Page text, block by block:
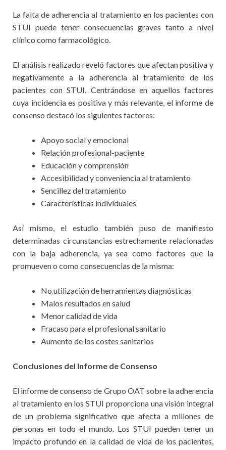
La falta de adherencia al tratamiento en los pacientes con
STUI puede tener consecuencias graves tanto a nivel
clínico como farmacológico.
El análisis realizado reveló factores que afectan positiva y
negativamente a la adherencia al tratamiento de los
pacientes con STUI. Centrándose en aquellos factores
cuya incidencia es positiva y más relevante, el informe de
consenso destacó los siguientes factores:
Apoyo social y emocional
Relación profesional-paciente
Educación y comprensión
Accesibilidad y conveniencia al tratamiento
Sencillez del tratamiento
Características individuales
Así mismo, el estudio también puso de manifiesto
determinadas circunstancias estrechamente relacionadas
con la baja adherencia, ya sea como factores que la
promueven o como consecuencias de la misma:
No utilización de herramientas diagnósticas
Malos resultados en salud
Menor calidad de vida
Fracaso para el profesional sanitario
Aumento de los costes sanitarios
Conclusiones del Informe de Consenso
El informe de consenso de Grupo OAT sobre la adherencia
al tratamiento en los STUI proporciona una visión integral
de un problema significativo que afecta a millones de
personas en todo el mundo. Los STUI pueden tener un
impacto profundo en la calidad de vida de los pacientes,